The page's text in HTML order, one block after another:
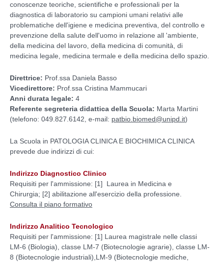
conoscenze teoriche, scientifiche e professionali per la
diagnostica di laboratorio su campioni umani relativi alle
problematiche dell'igiene e medicina preventiva, del controllo e
prevenzione della salute dell'uomo in relazione all 'ambiente,
della medicina del lavoro, della medicina di comunità, di
medicina legale, medicina termale e della medicina dello spazio.
Direttrice: Prof.ssa Daniela Basso
Vicedirettore: Prof.ssa Cristina Mammucari
Anni durata legale: 4
Referente segreteria didattica della Scuola: Marta Martini
(telefono: 049.827.6142, e-mail: patbio.biomed@unipd.it)
La Scuola in PATOLOGIA CLINICA E BIOCHIMICA CLINICA
prevede due indirizzi di cui:
Indirizzo Diagnostico Clinico
Requisiti per l'ammissione: [1] Laurea in Medicina e
Chirurgia; [2] abilitazione all'esercizio della professione.
Consulta il piano formativo
Indirizzo Analitico Tecnologico
Requisiti per l'ammissione: [1] Laurea magistrale nelle classi
LM-6 (Biologia), classe LM-7 (Biotecnologie agrarie), classe LM-
8 (Biotecnologie industriali),LM-9 (Biotecnologie mediche,